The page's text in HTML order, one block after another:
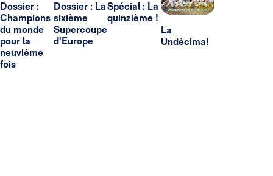
Dossier :
Champions
du monde
pour la
neuvième
fois
Dossier : La
sixième
Supercoupe
d'Europe
Spécial : La
quinzième !
La
Undécima!